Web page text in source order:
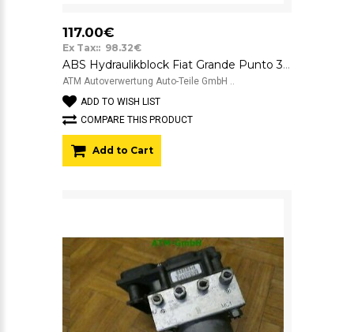
117.00€
Ex Tax:: 98.32€
ABS Hydraulikblock Fiat Grande Punto 3 199 0265956184 51929837
ATM Autoverwertung Auto-Teile GmbH ..
ADD TO WISH LIST
COMPARE THIS PRODUCT
Add to Cart